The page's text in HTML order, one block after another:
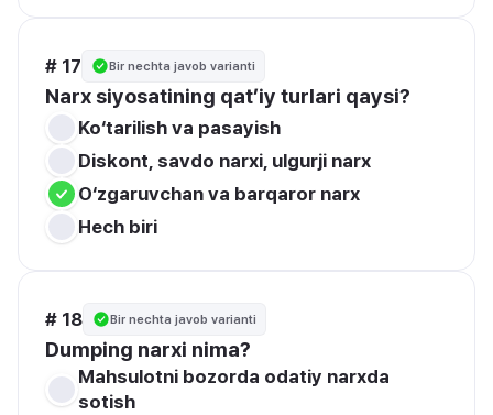
# 17 Bir nechta javob varianti
Narx siyosatining qat’iy turlari qaysi?
Ko‘tarilish va pasayish
Diskont, savdo narxi, ulgurji narx
O‘zgaruvchan va barqaror narx
Hech biri
# 18 Bir nechta javob varianti
Dumping narxi nima?
Mahsulotni bozorda odatiy narxda
sotish